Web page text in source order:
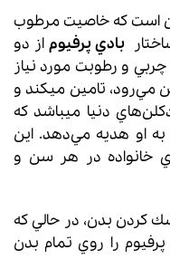
است كه خاصيت مرطوب
بادي پرفيوم از دو
و رطوبت مورد نياز
مي‌رود، تامين ميكند و
دنيا ميباشد كه
او هديه مي‌دهد. اين
خانواده در هر سن و
كردن بدن، در حالي كه
را روي تمام بدن